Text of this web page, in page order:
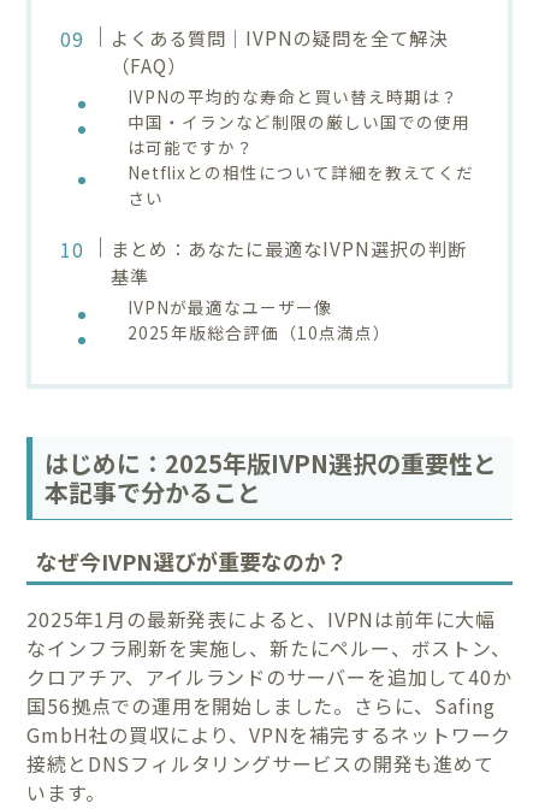
よくある質問｜IVPNの疑問を全て解決
（FAQ）
IVPNの平均的な寿命と買い替え時期は？
中国・イランなど制限の厳しい国での使用
は可能ですか？
Netflixとの相性について詳細を教えてくだ
さい
まとめ：あなたに最適なIVPN選択の判断
基準
IVPNが最適なユーザー像
2025年版総合評価（10点満点）
はじめに：2025年版IVPN選択の重要性と
本記事で分かること
なぜ今IVPN選びが重要なのか？
2025年1月の最新発表によると、IVPNは前年に大幅
なインフラ刷新を実施し、新たにペルー、ボストン、
クロアチア、アイルランドのサーバーを追加して40か
国56拠点での運用を開始しました。さらに、Safing
GmbH社の買収により、VPNを補完するネットワーク
接続とDNSフィルタリングサービスの開発も進めて
います。